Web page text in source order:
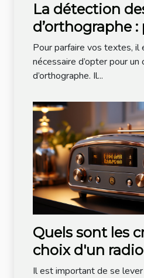
La détection
d’orthographe
opter pour
Pour parfaire vos textes, il
nécessaire d’opter pour un
d’orthographe. Il...
Quels sont les
choix d'un
bonne qualité ?
Il est important de se